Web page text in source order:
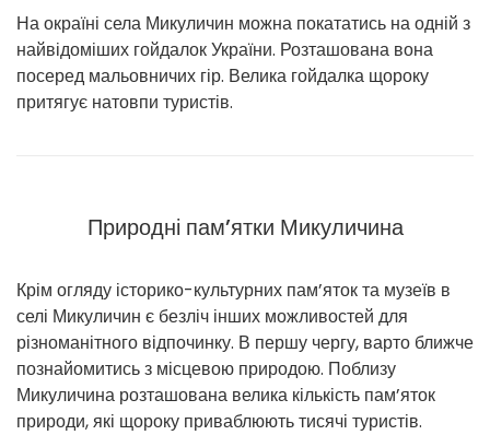
На окраїні села Микуличин можна покататись на одній з
найвідоміших гойдалок України. Розташована вона
посеред мальовничих гір. Велика гойдалка щороку
притягує натовпи туристів.
Природні пам’ятки Микуличина
Крім огляду історико-культурних пам’яток та музеїв в
селі Микуличин є безліч інших можливостей для
різноманітного відпочинку. В першу чергу, варто ближче
познайомитись з місцевою природою. Поблизу
Микуличина розташована велика кількість пам’яток
природи, які щороку приваблюють тисячі туристів.